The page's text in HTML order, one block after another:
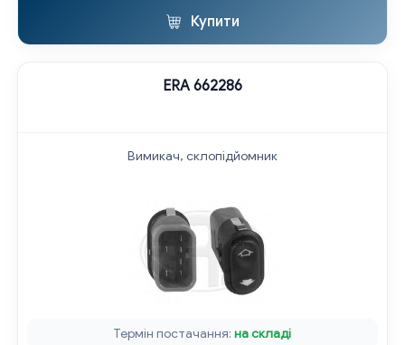
Купити
ERA 662286
Вимикач, склопідйомник
Термін постачання:на складі